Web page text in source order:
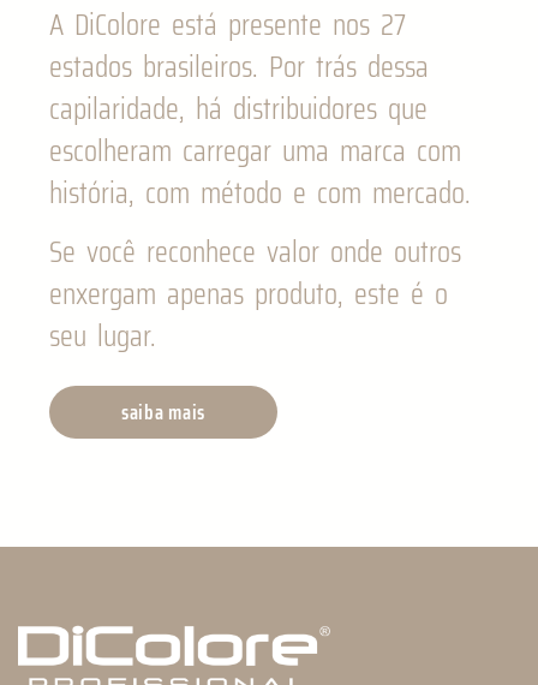
A DiColore está presente nos 27
estados brasileiros. Por trás dessa
capilaridade, há distribuidores que
escolheram carregar uma marca com
história, com método e com mercado.
Se você reconhece valor onde outros
enxergam apenas produto, este é o
seu lugar.
saiba mais